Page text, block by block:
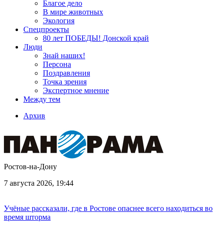
Благое дело
В мире животных
Экология
Спецпроекты
80 лет ПОБЕДЫ! Донской край
Люди
Знай наших!
Персона
Поздравления
Точка зрения
Экспертное мнение
Между тем
Архив
Ростов-на-Дону
7 августа 2026, 19:44
Учёные рассказали, где в Ростове опаснее всего находиться во
время шторма